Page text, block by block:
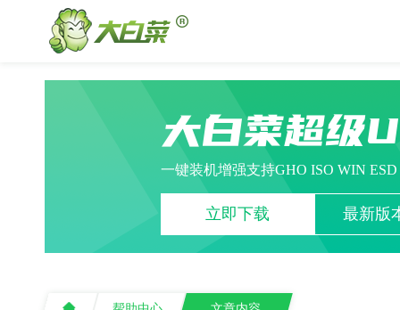
大白菜超级
一键装机增强支持GHO ISO WIN
立即下载 最新版